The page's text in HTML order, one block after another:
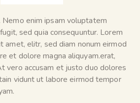
enim ipsam voluptatem
sed quia consequuntur. Lorem
amet, elitr, sed diam nonum eirmod
et dolore magna aliquyam.erat,
vero accusam et justo duo dolores
vidunt ut labore eirmod tempor